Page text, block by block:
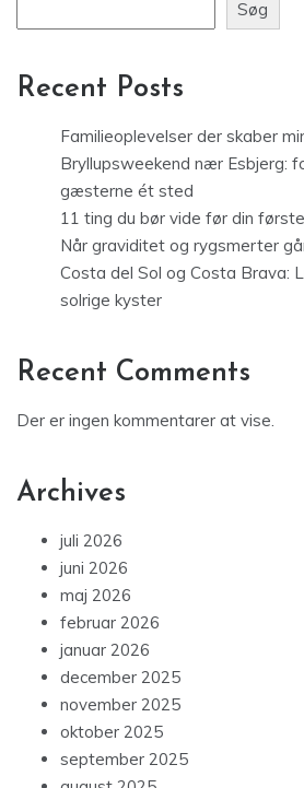
Søg
Recent Posts
Familieoplevelser der skaber
Bryllupsweekend nær Esbjerg:
gæsterne ét sted
11 ting du bør vide før din
Når graviditet og rygsmerter
Costa del Sol og Costa Brava:
solrige kyster
Recent Comments
Der er ingen kommentarer at vise.
Archives
juli 2026
juni 2026
maj 2026
februar 2026
januar 2026
december 2025
november 2025
oktober 2025
september 2025